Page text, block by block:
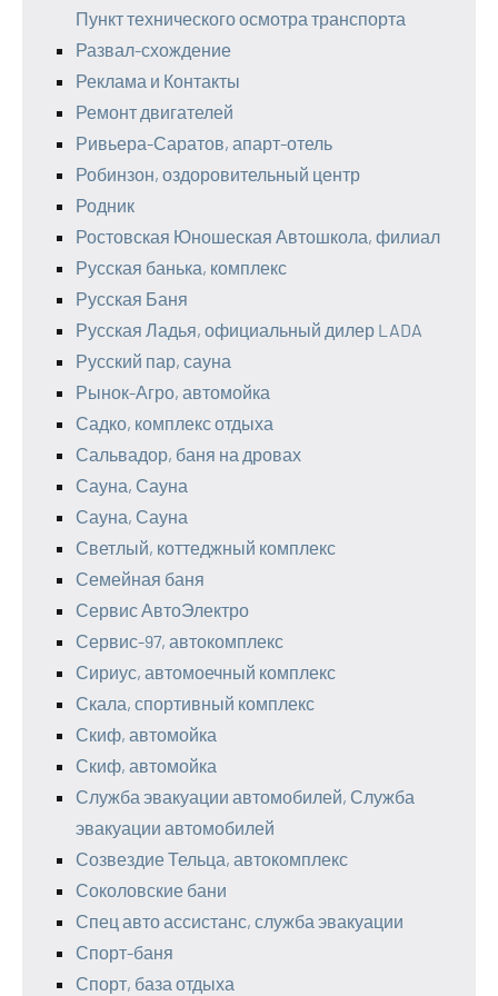
Пункт технического осмотра транспорта
Развал-схождение
Реклама и Контакты
Ремонт двигателей
Ривьера-Саратов, апарт-отель
Робинзон, оздоровительный центр
Родник
Ростовская Юношеская Автошкола, филиал
Русская банька, комплекс
Русская Баня
Русская Ладья, официальный дилер LADA
Русский пар, сауна
Рынок-Агро, автомойка
Садко, комплекс отдыха
Сальвадор, баня на дровах
Сауна, Сауна
Сауна, Сауна
Светлый, коттеджный комплекс
Семейная баня
Сервис АвтоЭлектро
Сервис-97, автокомплекс
Сириус, автомоечный комплекс
Скала, спортивный комплекс
Скиф, автомойка
Скиф, автомойка
Служба эвакуации автомобилей, Служба
эвакуации автомобилей
Созвездие Тельца, автокомплекс
Соколовские бани
Спец авто ассистанс, служба эвакуации
Спорт-баня
Спорт, база отдыха